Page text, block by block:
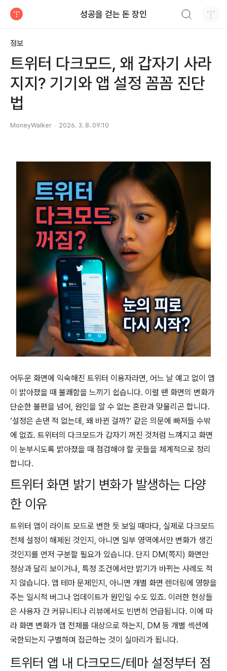
성공을 걷는 돈 장인
정보
트위터 다크모드, 왜 갑자기 사라
지지? 기기와 앱 설정 꼼꼼 진단
법
MoneyWalker 2026. 3. 8. 09:10
어두운 화면에 익숙해진 트위터 이용자라면, 어느 날 예고 없이 앱
이 밝아졌을 때 불쾌함을 느끼기 쉽습니다. 이럴 땐 화면의 변화가
단순한 불편을 넘어, 원인을 알 수 없는 혼란과 맞물리곤 합니다.
‘설정은 손댄 적 없는데, 왜 바뀐 걸까?’ 같은 의문에 빠져들 수밖
에 없죠. 트위터의 다크모드가 갑자기 꺼진 것처럼 느껴지고 화면
이 눈부시도록 밝아졌을 때 점검해야 할 곳들을 체계적으로 정리
합니다.
트위터 화면 밝기 변화가 발생하는 다양
한 이유
트위터 앱이 라이트 모드로 변한 듯 보일 때마다, 실제로 다크모드
전체 설정이 해제된 것인지, 아니면 일부 영역에서만 변화가 생긴
것인지를 먼저 구분할 필요가 있습니다. 단지 DM(쪽지) 화면만
정상과 달리 보이거나, 특정 조건에서만 밝기가 바뀌는 사례도 적
지 않습니다. 앱 테마 문제인지, 아니면 개별 화면 렌더링에 영향을
주는 일시적 버그나 업데이트가 원인일 수도 있죠. 이러한 현상들
은 사용자 간 커뮤니티나 리뷰에서도 빈번히 언급됩니다. 이에 따
라 화면 변화가 앱 전체를 대상으로 하는지, DM 등 개별 섹션에
국한되는지 구별하며 접근하는 것이 실마리가 됩니다.
트위터 앱 내 다크모드/테마 설정부터 점